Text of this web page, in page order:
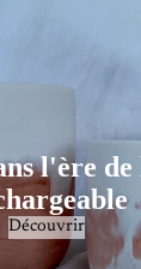
l'ère de
Découvrir